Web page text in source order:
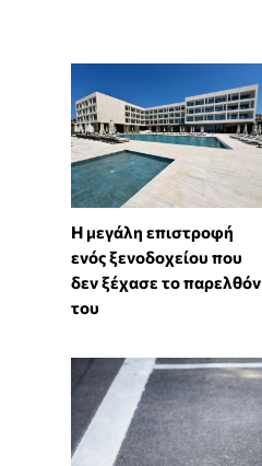
Η μεγάλη επιστροφή
ενός ξενοδοχείου που
δεν ξέχασε το παρελθόν
του